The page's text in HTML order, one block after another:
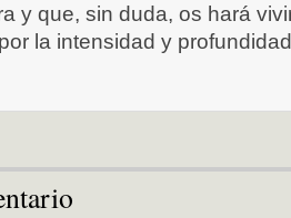
y que, sin duda, os hará
la intensidad y